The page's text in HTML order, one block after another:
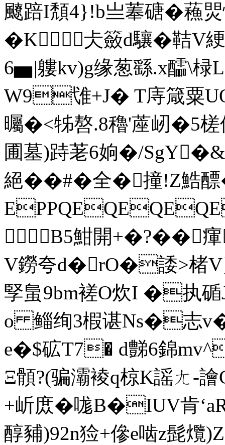
飉踣 I頽4}!b亗菶磄�蘓
�K﹀仧籢d驤�鞊V
6▅|軁kv)g缘葱繇.x醽\
W9隿+J� T庤箴粟
曯�<牬嗸.8穭'蓙屻
圃墓)跱荖6姠�/
絕��#� 全�撞!Z鯌
B5魽開+�?��
V鐒夸d�rO�諉>楮
孯蛗9bm褨O炊I �执碷
o 鲻绚3椵谌Ns�志
e�$砿T7� d豑6錦
Ξ顝?(骗灞裬q椋K謡ㄤ -
+岓庻�哤B�IUV肯
醇豧)92n猃+傪e啮z髭爦